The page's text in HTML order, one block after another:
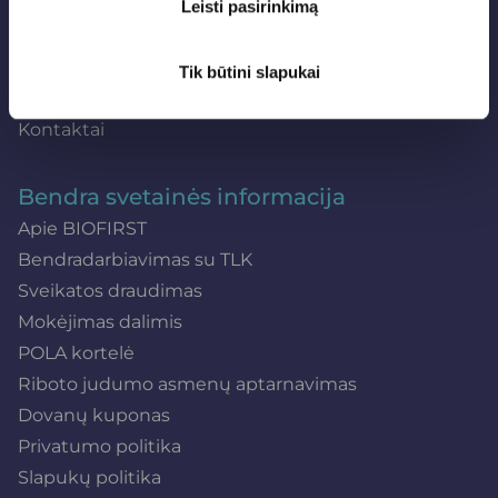
Leisti pasirinkimą
Tik būtini slapukai
Kontaktai
Bendra svetainės informacija
Apie BIOFIRST
Bendradarbiavimas su TLK
Sveikatos draudimas
Mokėjimas dalimis
POLA kortelė
Riboto judumo asmenų aptarnavimas
Dovanų kuponas
Privatumo politika
Slapukų politika